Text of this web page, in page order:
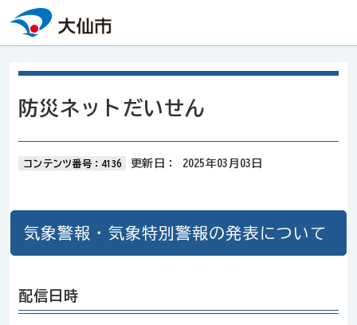
本文へスキップ
防災ネットだいせん
コンテンツ番号：4136 更新日： 2025年03月03日
気象警報・気象特別警報の発表について
配信日時